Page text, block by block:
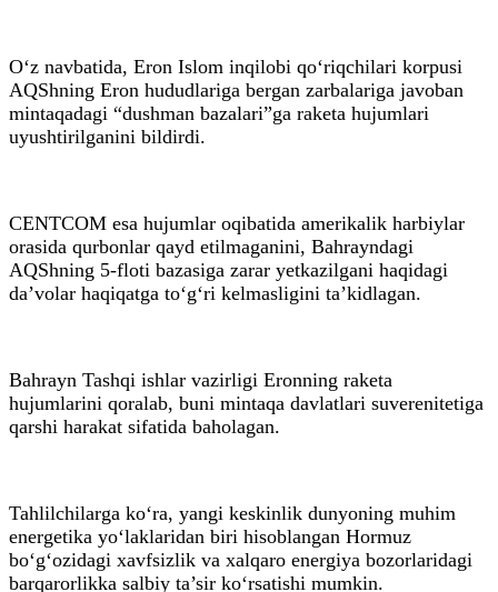
O‘z navbatida, Eron Islom inqilobi qo‘riqchilari korpusi
AQShning Eron hududlariga bergan zarbalariga javoban
mintaqadagi “dushman bazalari”ga raketa hujumlari
uyushtirilganini bildirdi.
CENTCOM esa hujumlar oqibatida amerikalik harbiylar
orasida qurbonlar qayd etilmaganini, Bahrayndagi
AQShning 5-floti bazasiga zarar yetkazilgani haqidagi
da’volar haqiqatga to‘g‘ri kelmasligini ta’kidlagan.
Bahrayn Tashqi ishlar vazirligi Eronning raketa
hujumlarini qoralab, buni mintaqa davlatlari suverenitetiga
qarshi harakat sifatida baholagan.
Tahlilchilarga ko‘ra, yangi keskinlik dunyoning muhim
energetika yo‘laklaridan biri hisoblangan Hormuz
bo‘g‘ozidagi xavfsizlik va xalqaro energiya bozorlaridagi
barqarorlikka salbiy ta’sir ko‘rsatishi mumkin.